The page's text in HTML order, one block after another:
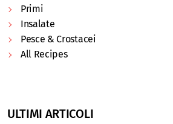
Primi
Insalate
Pesce & Crostacei
All Recipes
ULTIMI ARTICOLI